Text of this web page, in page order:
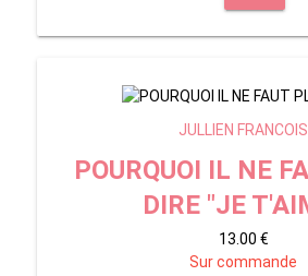
JULLIEN FRANCOIS
POURQUOI IL NE
DIRE "JE
13.00 €
Sur commande